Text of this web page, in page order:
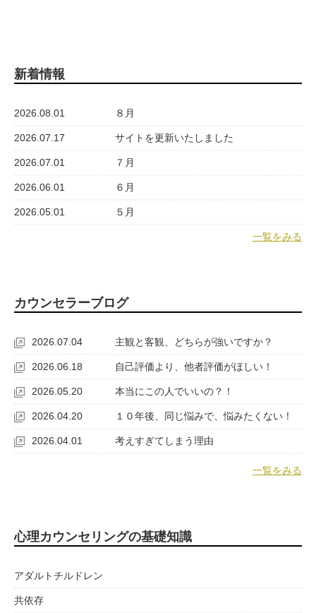
新着情報
2026.08.01 ８月
2026.07.17 サイトを更新いたしました
2026.07.01 ７月
2026.06.01 ６月
2026.05.01 ５月
一覧をみる
カウンセラーブログ
2026.07.04 主観と客観、どちらが強いですか？
2026.06.18 自己評価より、他者評価がほしい！
2026.05.20 本当にこの人でいいの？！
2026.04.20 １０年後、同じ悩みで、悩みたくない！
2026.04.01 考えすぎてしまう理由
一覧をみる
心理カウンセリングの基礎知識
アダルトチルドレン
共依存